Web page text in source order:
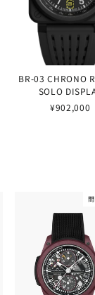
BR-03 CHRONO
SOLO
¥902,000